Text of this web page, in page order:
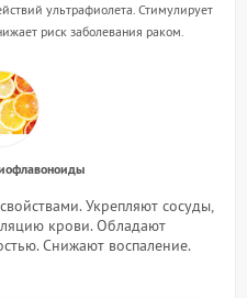
ультрафиолета. Стимулирует
риск заболевания раком.
Укрепляют сосуды,
крови. Обладают
Снижают воспаление.